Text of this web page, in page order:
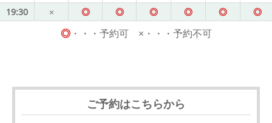
19:30
× ◎ ◎ ◎ ◎ ◎ ◎
◎・・・予約可 ×・・・予約不可
ご予約はこちらから